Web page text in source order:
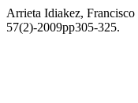
Arrieta Idiakez,
57(2)-2009pp305-325.